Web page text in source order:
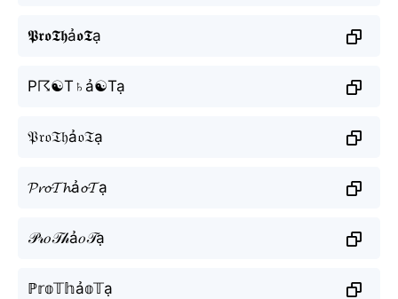
𝕻𝖗𝖔𝕿𝖍ả𝖔𝕿ạ
P☈☯T♄ả☯Tạ
𝔓𝔯𝔬𝔗𝔥ả𝔬𝔗ạ
𝓟𝓻𝓸𝓣𝓱ả𝓸𝓣ạ
𝒫𝓇𝑜𝒯𝒽ả𝑜𝒯ạ
ℙ𝕣𝕠𝕋𝕙ả𝕠𝕋ạ